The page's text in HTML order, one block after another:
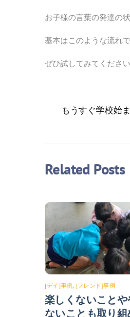
お子様の言葉の発達の
基本はこのような流れで
ぜひ試してみてください
もうすぐ学校始
Related Posts
[デイ]事例 [フレンド]事例
楽しくないことや
ないことも取り